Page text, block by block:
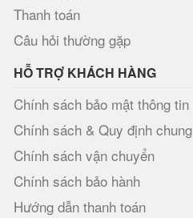
Thanh toán
Câu hỏi thường gặp
HỖ TRỢ KHÁCH HÀNG
Chính sách bảo mật thông tin
Chính sách & Quy định chung
Chính sách vận chuyển
Chính sách bảo hành
Hướng dẫn thanh toán